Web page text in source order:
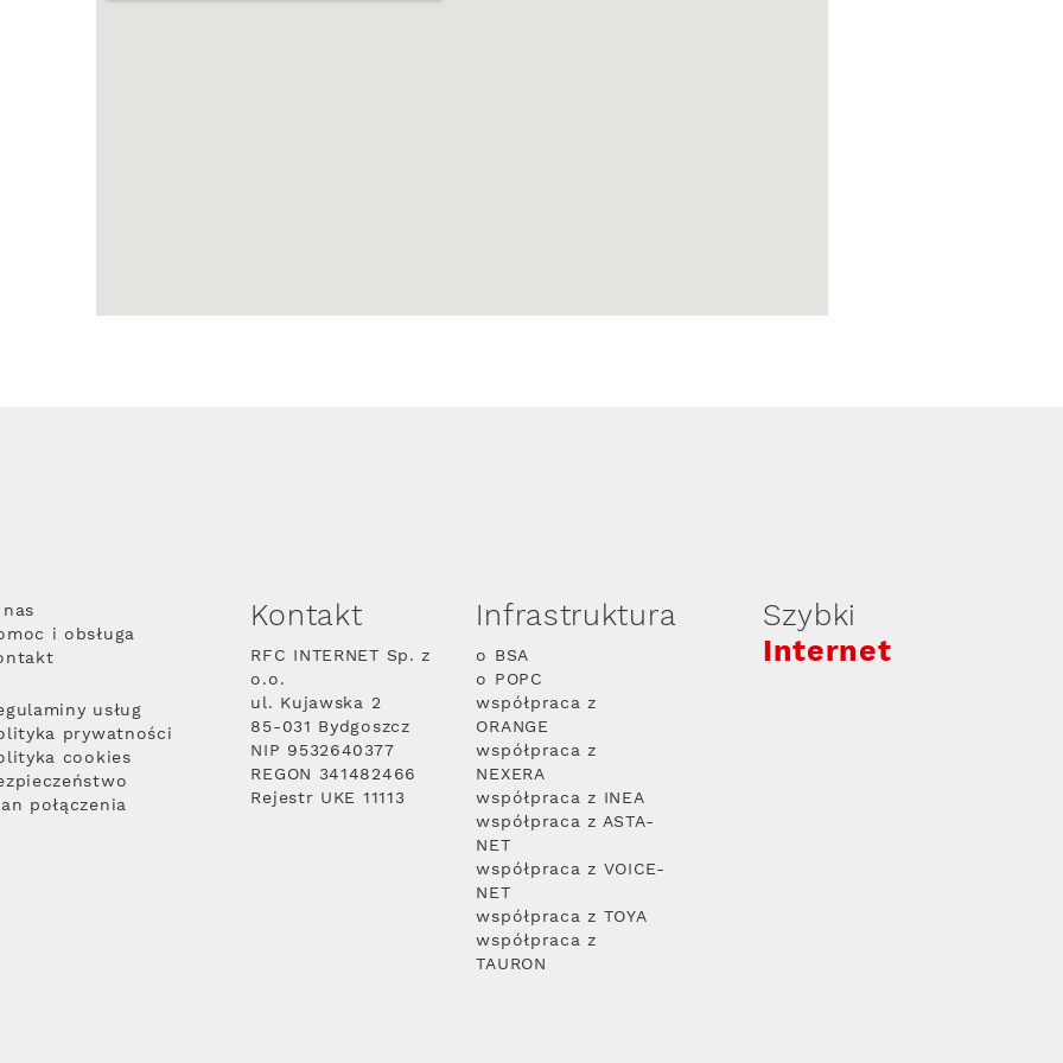
i obsługa
usług
prywatności
cookies
połączenia
Kontakt
RFC INTERNET Sp. z
o.o.
ul. Kujawska 2
85-031 Bydgoszcz
NIP 9532640377
REGON 341482466
Rejestr UKE 11113
Infrastruktura
o BSA
o POPC
współpraca z
ORANGE
współpraca z
NEXERA
współpraca z INEA
współpraca z ASTA-
NET
współpraca z VOICE-
NET
współpraca z TOYA
współpraca z
TAURON
Szybki
Internet